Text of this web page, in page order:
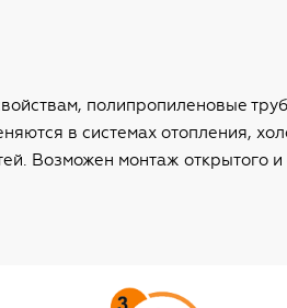
полипропиленовые
в системах отопления,
Возможен монтаж открытого и